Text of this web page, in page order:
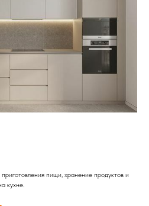
пищи, хранение продуктов и
кухне.